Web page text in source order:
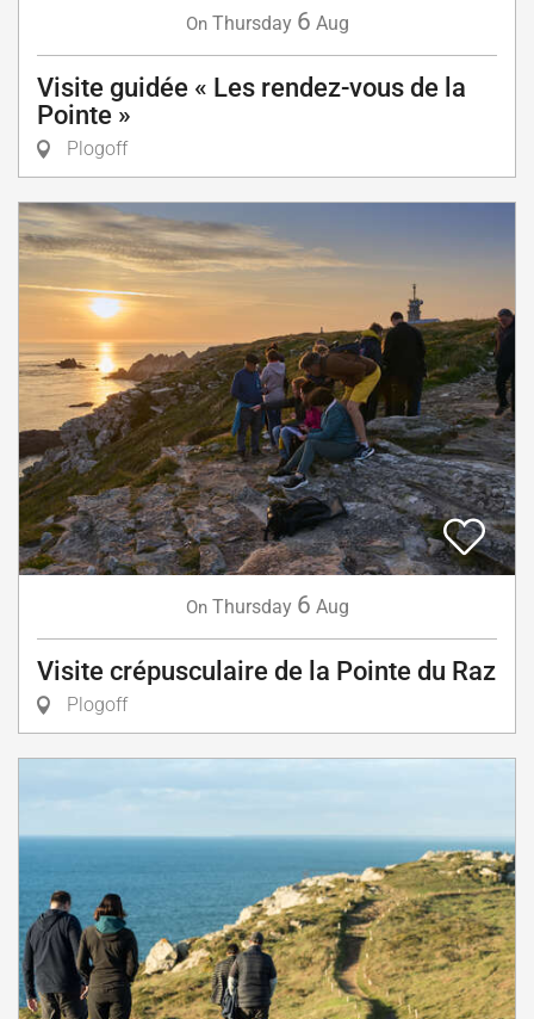
On Thursday 6 Aug
Visite guidée « Les rendez-vous de la
Pointe »
Plogoff
On Thursday 6 Aug
Visite crépusculaire de la Pointe du Raz
Plogoff